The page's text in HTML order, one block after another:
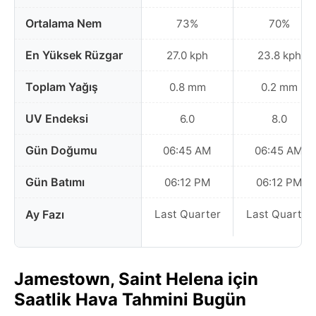
Ortalama Nem
En Yüksek Rüzgar
Toplam Yağış
UV Endeksi
Gün Doğumu
Gün Batımı
Ay Fazı
73%
27.0 kph
0.8 mm
6.0
06:45 AM
06:12 PM
Last Quarter
70%
23.8 kph
0.2 mm
8.0
06:45 AM
06:12 PM
Last Quarter
Jamestown, Saint Helena için
Saatlik Hava Tahmini Bugün